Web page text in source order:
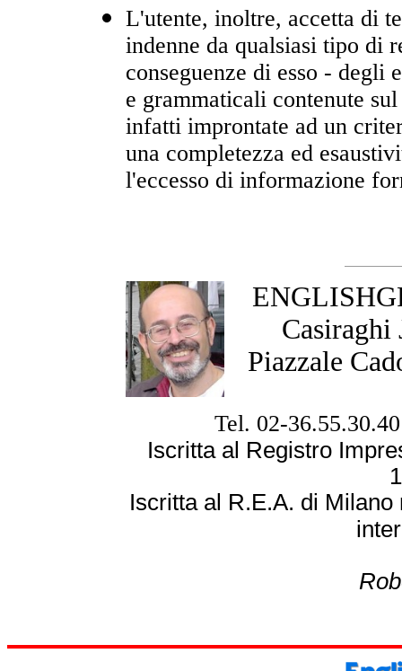
L'utente, inoltre, accetta di
indenne da qualsiasi tipo di
conseguenze di esso -
e grammaticali contenute
infatti improntate ad un
una completezza ed
l'eccesso di informazione
Casiraghi
Piazzale
Tel. 02-
Iscritta al Registro
Iscritta al R.E.A. di